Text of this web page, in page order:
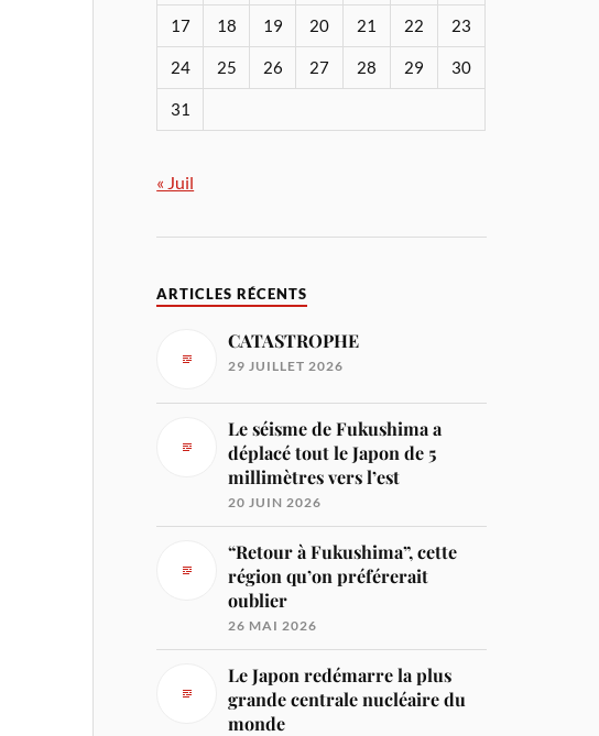
17 18 19 20 21 22 23
24 25 26 27 28 29 30
31
« Juil
ARTICLES RÉCENTS
CATASTROPHE
29 JUILLET 2026
Le séisme de Fukushima a
déplacé tout le Japon de 5
millimètres vers l’est
20 JUIN 2026
“Retour à Fukushima”, cette
région qu’on préférerait
oublier
26 MAI 2026
Le Japon redémarre la plus
grande centrale nucléaire du
monde